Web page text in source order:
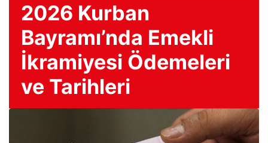
2026 Kurban
Bayramı’nda Emekli
İkramiyesi Ödemeleri
ve Tarihleri